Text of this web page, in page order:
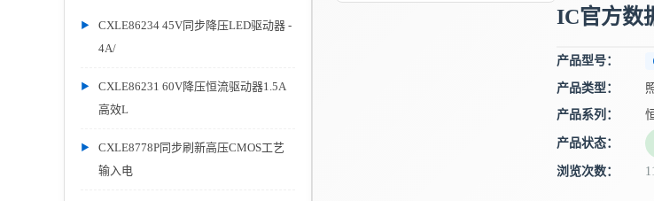
CXLE86234 45V同步降压LED驱动器 -
4A/
CXLE86231 60V降压恒流驱动器1.5A
高效L
CXLE8778P同步刷新高压CMOS工艺
输入电
IC官方数
产品型号：
产品类型：
产品系列：
产品状态：
浏览次数：